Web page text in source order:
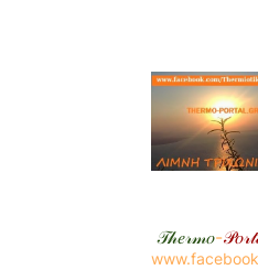
𝒯𝒽𝑒𝓇𝓂𝑜-